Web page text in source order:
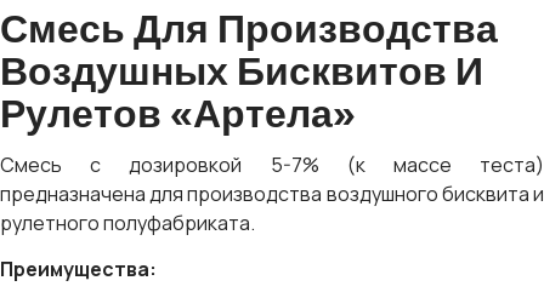
Смесь Для Производства
Воздушных Бисквитов И
Рулетов «Артела»
Смесь с дозировкой 5-7% (к массе теста)
предназначена для производства воздушного бисквита и
рулетного полуфабриката.
Преимущества: